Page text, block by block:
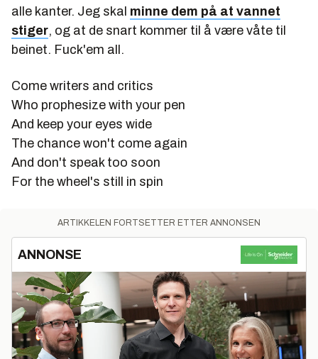
alle kanter. Jeg skal minne dem på at vannet
stiger, og at de snart kommer til å være våte til
beinet. Fuck'em all.
Come writers and critics
Who prophesize with your pen
And keep your eyes wide
The chance won't come again
And don't speak too soon
For the wheel's still in spin
ARTIKKELEN FORTSETTER ETTER ANNONSEN
ANNONSE